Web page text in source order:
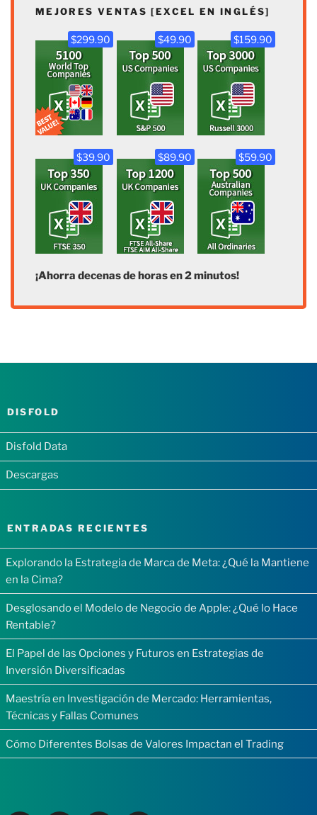
MEJORES VENTAS [EXCEL EN INGLÉS]
$299.90 $49.90 $159.90
$39.90 $89.90 $59.90
¡Ahorra decenas de horas en 2 minutos!
DISFOLD
Disfold Data
Descargas
ENTRADAS RECIENTES
Explorando la Estrategia de Marca de Meta: ¿Qué la Mantiene
en la Cima?
Desglosando el Modelo de Negocio de Apple: ¿Qué lo Hace
Rentable?
El Papel de las Opciones y Futuros en Estrategias de
Inversión Diversificadas
Maestría en Investigación de Mercado: Herramientas,
Técnicas y Fallas Comunes
Cómo Diferentes Bolsas de Valores Impactan el Trading